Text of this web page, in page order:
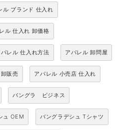
ル ブランド 仕入れ
ル 仕入れ 卸価格
パレル 仕入れ方法 アパレル 卸問屋
販売 アパレル 小売店 仕入れ
バングラ ビジネス
ュ OEM バングラデシュ Tシャツ